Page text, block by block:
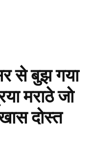
से बुझ गया
मराठे जो
दोस्त